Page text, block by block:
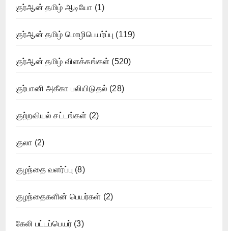
குர்ஆன் தமிழ் ஆடியோ (1)
குர்ஆன் தமிழ் மொழிபெயர்ப்பு (119)
குர்ஆன் தமிழ் விளக்கங்கள் (520)
குர்பானி அகீகா பலியிடுதல் (28)
குற்றவியல் சட்டங்கள் (2)
குலா (2)
குழந்தை வளர்ப்பு (8)
குழந்தைகளின் பெயர்கள் (2)
கேலி பட்டப்பெயர் (3)